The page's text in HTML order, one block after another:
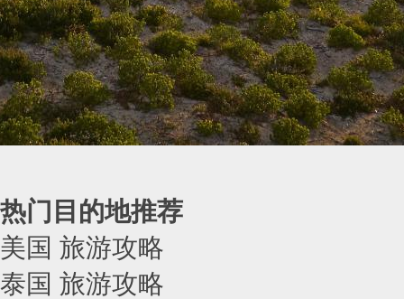
热门目的地推荐
美国 旅游攻略
泰国 旅游攻略